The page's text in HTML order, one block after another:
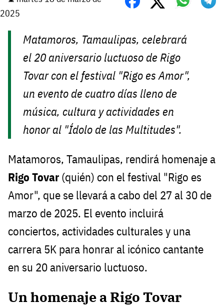
2025
Matamoros, Tamaulipas, celebrará
el 20 aniversario luctuoso de Rigo
Tovar con el festival "Rigo es Amor",
un evento de cuatro días lleno de
música, cultura y actividades en
honor al "Ídolo de las Multitudes".
Matamoros, Tamaulipas, rendirá homenaje a
Rigo Tovar (quién) con el festival "Rigo es
Amor", que se llevará a cabo del 27 al 30 de
marzo de 2025. El evento incluirá
conciertos, actividades culturales y una
carrera 5K para honrar al icónico cantante
en su 20 aniversario luctuoso.
Un homenaje a Rigo Tovar